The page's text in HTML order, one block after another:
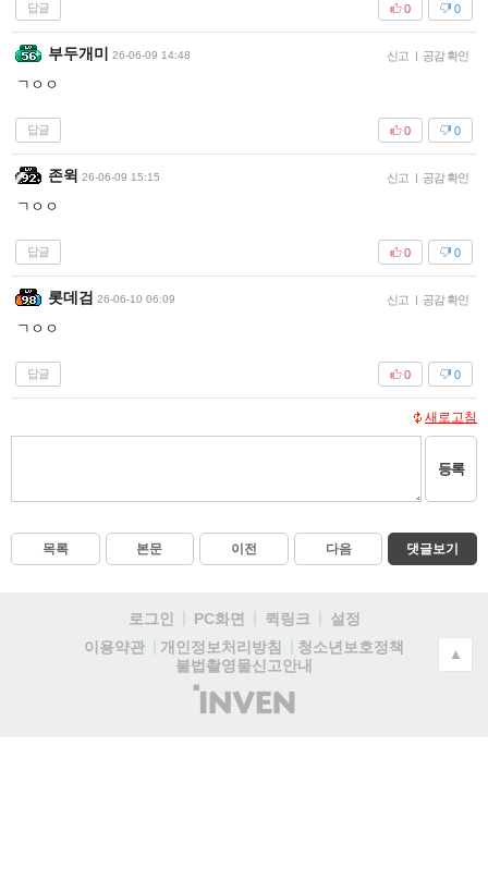
답글 0
0
부두개미 26-06-09 14:48 신고 | 공감 확인
ㄱㅇㅇ
답글 0
0
존윅 26-06-09 15:15 신고 | 공감 확인
ㄱㅇㅇ
답글 0
0
롯데검 26-06-10 06:09 신고 | 공감 확인
ㄱㅇㅇ
답글 0
0
새로고침
등록
목록 본문 이전 다음 댓글보기
로그인 PC화면 퀵링크
설정
이용약관
개인정보처리방침
청소년보호정책
불법촬영물신고안내
(주)
인
▲